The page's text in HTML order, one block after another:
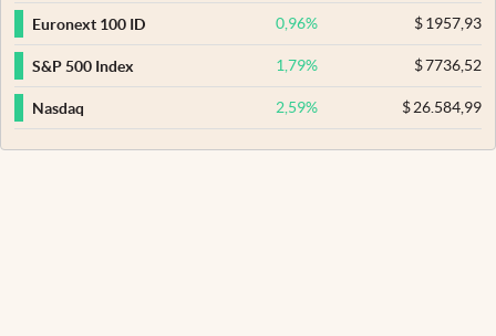
Euronext 100 ID 0,96% $1957,93
S&P 500 Index 1,79% $7736,52
Nasdaq 2,59% $26.584,99